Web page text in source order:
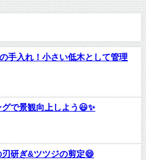
手入れ！小さい低木として管理
で景観向上しよう😃✨
研ぎ&ツツジの剪定😄